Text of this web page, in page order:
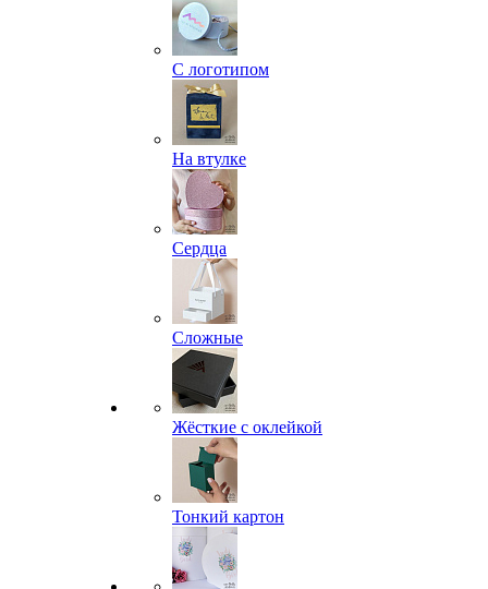
С логотипом
На втулке
Сердца
Сложные
Жёсткие с оклейкой
Тонкий картон